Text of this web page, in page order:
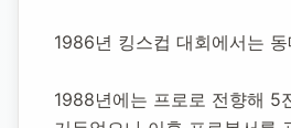
1986년 킹스컵 대회에서는
1988년에는 프로로 전향해 5